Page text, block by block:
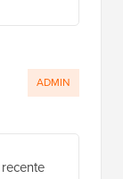
ADMIN